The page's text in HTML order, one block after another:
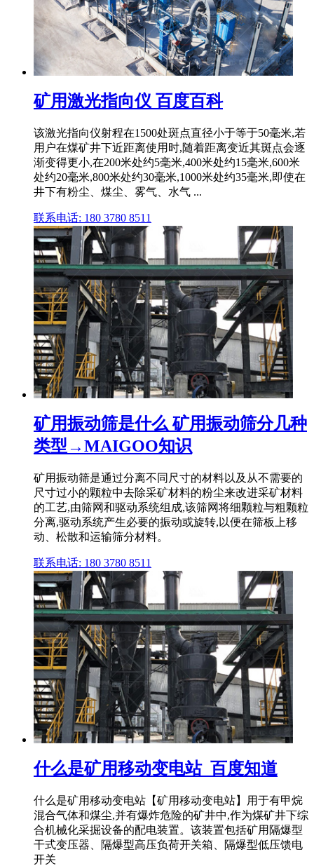
矿用激光指向仪 百度百科
该激光指向仪射程在1500处斑点直径小于等于50毫米,若
用户在煤矿井下近距离使用时,随着距离变近其斑点会逐
渐变得更小,在200米处约5毫米,400米处约15毫米,600米
处约20毫米,800米处约30毫米,1000米处约35毫米,即使在
井下有粉尘、煤尘、雾气、水气 ...
联系电话: 180 3780 8511
矿用振动筛是什么 矿用振动筛分几种
类型→MAIGOO知识
矿用振动筛是通过分离不同尺寸的材料以及从不需要的
尺寸过小的颗粒中去除采矿材料的粉尘来改进采矿材料
的工艺,由筛网和驱动系统组成,该筛网将细颗粒与粗颗粒
分离,驱动系统产生必要的振动或旋转,以便在筛板上移
动、松散和运输筛分材料。
联系电话: 180 3780 8511
什么是矿用移动变电站_百度知道
什么是矿用移动变电站【矿用移动变电站】用于有甲烷
混合气体和煤尘,并有爆炸危险的矿井中,作为煤矿井下综
合机械化采掘设备的配电装置。该装置包括矿用隔爆型
干式变压器、隔爆型高压负荷开关箱、隔爆型低压馈电
开关